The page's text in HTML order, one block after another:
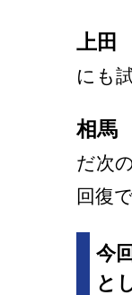
上田
にも
相馬
だ次
回復
今
と